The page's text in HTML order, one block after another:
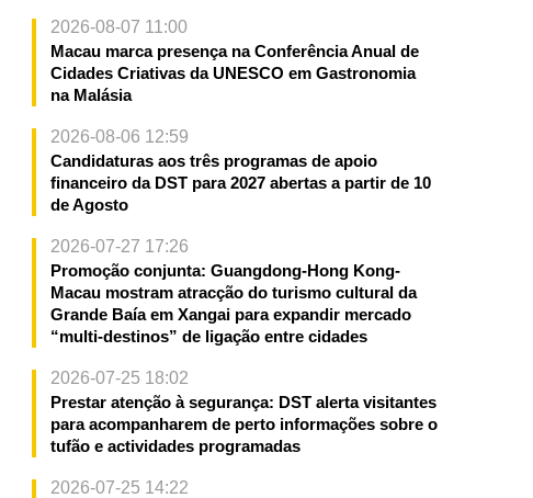
2026-08-07 11:00
Macau marca presença na Conferência Anual de
Cidades Criativas da UNESCO em Gastronomia
na Malásia
2026-08-06 12:59
Candidaturas aos três programas de apoio
financeiro da DST para 2027 abertas a partir de 10
de Agosto
2026-07-27 17:26
Promoção conjunta: Guangdong-Hong Kong-
Macau mostram atracção do turismo cultural da
Grande Baía em Xangai para expandir mercado
“multi-destinos” de ligação entre cidades
2026-07-25 18:02
Prestar atenção à segurança: DST alerta visitantes
para acompanharem de perto informações sobre o
tufão e actividades programadas
2026-07-25 14:22